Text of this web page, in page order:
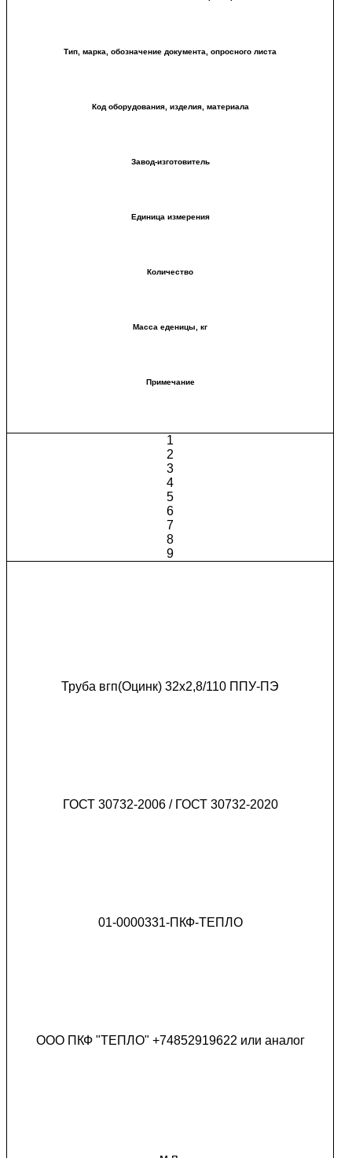
Тип, марка, обозначение документа, опросного листа
Код оборудования, изделия, материала
Завод-изготовитель
Единица измерения
Количество
Масса еденицы, кг
Примечание
1
2
3
4
5
6
7
8
9
Труба вгп(Оцинк) 32х2,8/110 ППУ-ПЭ
ГОСТ 30732-2006 / ГОСТ 30732-2020
01-0000331-ПКФ-ТЕПЛО
ООО ПКФ "ТЕПЛО" +74852919622 или аналог